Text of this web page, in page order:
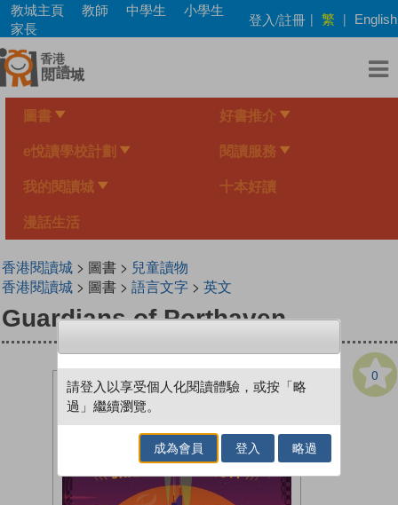
Skip
main
content
教城主頁 教師 中學生
小學生
家長
登入/註冊 | 繁 | English
圖書 好書推介
e悅讀學校計劃 閱讀服務
我的閱讀城 十本好讀
漫話生活
香港閱讀城> 圖書 > 兒童讀物
香港閱讀城> 圖書 > 語言文字> 英文
Guardians of Porthaven
0
請登入以享受個人化閱讀體驗，或按「略
過」繼續瀏覽。
成為會員 登入 略過